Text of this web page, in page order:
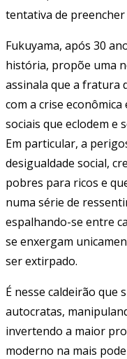
tentativa de preencher
Fukuyama, após 30
história, propõe uma
assinala que a fratura
com a crise
sociais que eclodem e
Em particular, a
desigualdade social,
pobres para ricos e
numa série de
espalhando-se entre
se enxergam
ser extirpado.
É nesse caldeirão que
autocratas,
invertendo a maior
moderno na mais